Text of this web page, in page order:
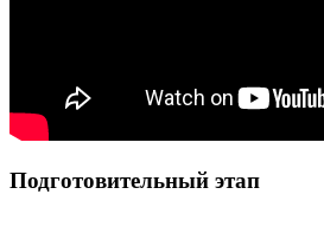
Подготовительный этап